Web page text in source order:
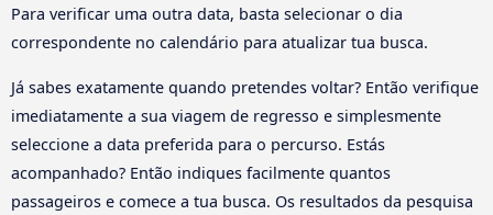
Para verificar uma outra data, basta selecionar o dia
correspondente no calendário para atualizar tua busca.
Já sabes exatamente quando pretendes voltar? Então verifique
imediatamente a sua viagem de regresso e simplesmente
seleccione a data preferida para o percurso. Estás
acompanhado? Então indiques facilmente quantos
passageiros e comece a tua busca. Os resultados da pesquisa